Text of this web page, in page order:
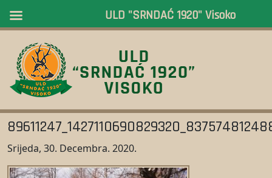
Srijeda, 30. Decembra. 2020.
ULD "SRNDAĆ 1920" Visoko